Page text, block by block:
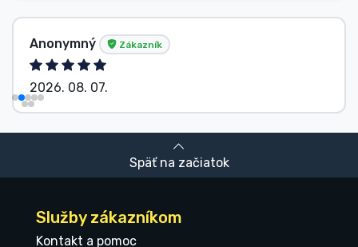
Anonymný Zákazník
2026. 08. 07.
Späť na začiatok
Služby zákazníkom
Kontakt a pomoc